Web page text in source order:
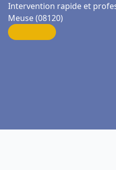
Intervention rapide et
Meuse (08120)